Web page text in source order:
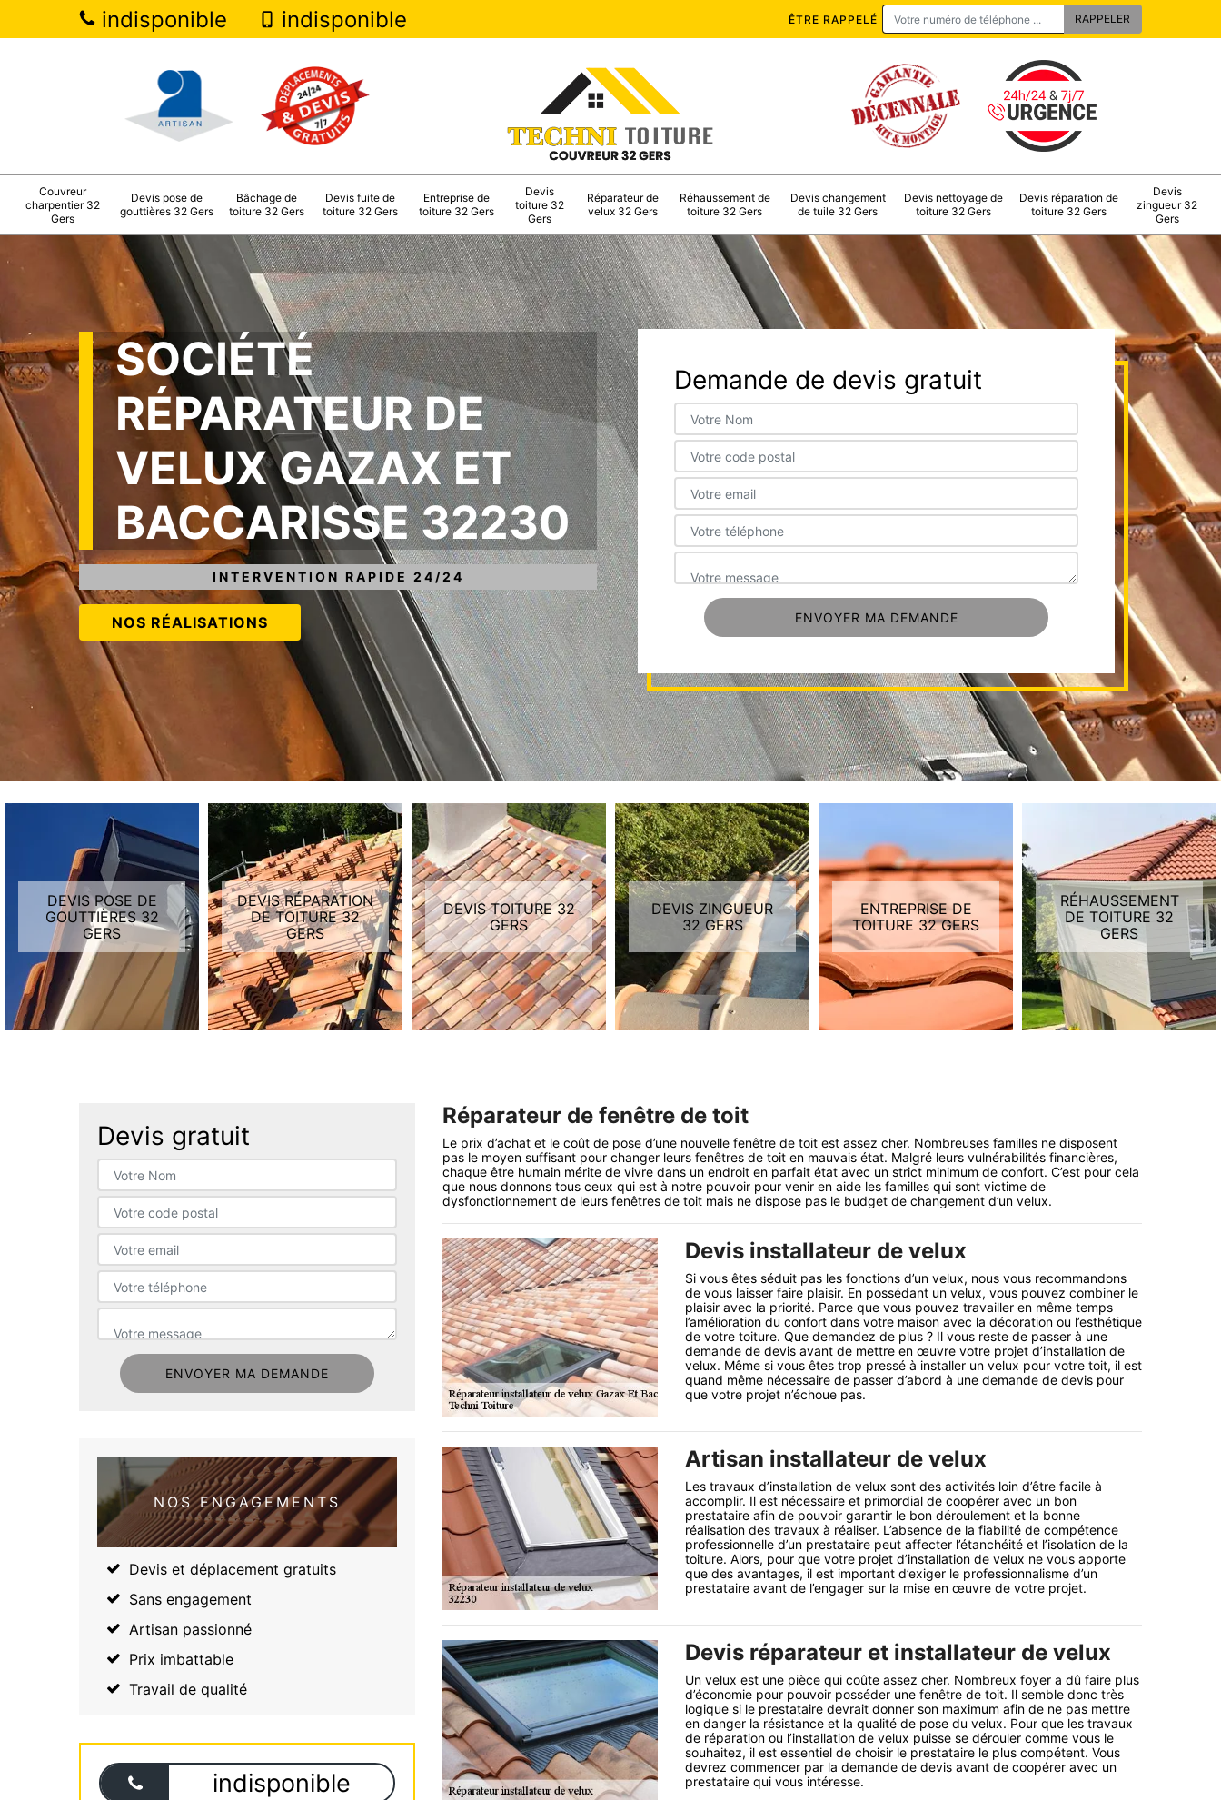
indisponible indisponible ÊTRE RAPPELÉ
Couvreur
charpentier 32
Gers
Devis pose de
gouttières 32 Gers
Bâchage de
toiture 32 Gers
Devis fuite de
toiture 32 Gers
Entreprise de
toiture 32 Gers
Devis
toiture 32
Gers
Réparateur de
velux 32 Gers
Réhaussement de
toiture 32 Gers
Devis changement
de tuile 32 Gers
Devis nettoyage de
toiture 32 Gers
Devis réparation de
toiture 32 Gers
Devis
zingueur 32
Gers
SOCIÉTÉ
RÉPARATEUR DE
VELUX GAZAX ET
BACCARISSE 32230
INTERVENTION RAPIDE 24/24
NOS RÉALISATIONS
Demande de devis gratuit
DEVIS POSE DE
GOUTTIÈRES 32
GERS
DEVIS RÉPARATION
DE TOITURE 32
GERS
DEVIS TOITURE 32
GERS
DEVIS ZINGUEUR
32 GERS
ENTREPRISE DE
TOITURE 32 GERS
RÉHAUSSEMENT
DE TOITURE 32
GERS
Devis gratuit
NOS ENGAGEMENTS
Devis et déplacement gratuits
Sans engagement
Artisan passionné
Prix imbattable
Travail de qualité
indisponible
Réparateur de fenêtre de toit
Le prix d’achat et le coût de pose d’une nouvelle fenêtre de toit est assez cher. Nombreuses familles ne disposent
pas le moyen suffisant pour changer leurs fenêtres de toit en mauvais état. Malgré leurs vulnérabilités financières,
chaque être humain mérite de vivre dans un endroit en parfait état avec un strict minimum de confort. C’est pour cela
que nous donnons tous ceux qui est à notre pouvoir pour venir en aide les familles qui sont victime de
dysfonctionnement de leurs fenêtres de toit mais ne dispose pas le budget de changement d’un velux.
Devis installateur de velux
Si vous êtes séduit pas les fonctions d’un velux, nous vous recommandons
de vous laisser faire plaisir. En possédant un velux, vous pouvez combiner le
plaisir avec la priorité. Parce que vous pouvez travailler en même temps
l’amélioration du confort dans votre maison avec la décoration ou l’esthétique
de votre toiture. Que demandez de plus ? Il vous reste de passer à une
demande de devis avant de mettre en œuvre votre projet d’installation de
velux. Même si vous êtes trop pressé à installer un velux pour votre toit, il est
quand même nécessaire de passer d’abord à une demande de devis pour
que votre projet n’échoue pas.
Artisan installateur de velux
Les travaux d’installation de velux sont des activités loin d’être facile à
accomplir. Il est nécessaire et primordial de coopérer avec un bon
prestataire afin de pouvoir garantir le bon déroulement et la bonne
réalisation des travaux à réaliser. L’absence de la fiabilité de compétence
professionnelle d’un prestataire peut affecter l’étanchéité et l’isolation de la
toiture. Alors, pour que votre projet d’installation de velux ne vous apporte
que des avantages, il est important d’exiger le professionnalisme d’un
prestataire avant de l’engager sur la mise en œuvre de votre projet.
Devis réparateur et installateur de velux
Un velux est une pièce qui coûte assez cher. Nombreux foyer a dû faire plus
d’économie pour pouvoir posséder une fenêtre de toit. Il semble donc très
logique si le prestataire devrait donner son maximum afin de ne pas mettre
en danger la résistance et la qualité de pose du velux. Pour que les travaux
de réparation ou l’installation de velux puisse se dérouler comme vous le
souhaitez, il est essentiel de choisir le prestataire le plus compétent. Vous
devrez commencer par la demande de devis avant de coopérer avec un
prestataire qui vous intéresse.